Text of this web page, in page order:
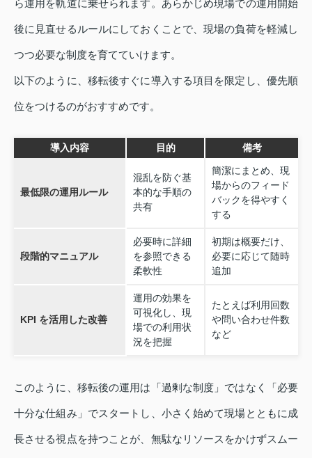
ら運用を軌道に乗せられます。あらかじめ現場での運用開始
後に見直せるルールにしておくことで、現場の負荷を軽減し
つつ必要な制度を育てていけます。
以下のように、移転後すぐに導入する項目を限定し、優先順
位をつけるのがおすすめです。
導入内容 目的 備考
最低限の運用ルール
混乱を防ぐ基
本的な手順の
共有
簡潔にまとめ、現
場からのフィード
バックを得やすく
する
段階的マニュアル
必要時に詳細
を参照できる
柔軟性
初期は概要だけ、
必要に応じて随時
追加
KPI を活用した改善
運用の効果を
可視化し、現
場での利用状
況を把握
たとえば利用回数
や問い合わせ件数
など
このように、移転後の運用は「過剰な制度」ではなく「必要
十分な仕組み」でスタートし、小さく始めて現場とともに成
長させる視点を持つことが、無駄なリソースをかけずスムー